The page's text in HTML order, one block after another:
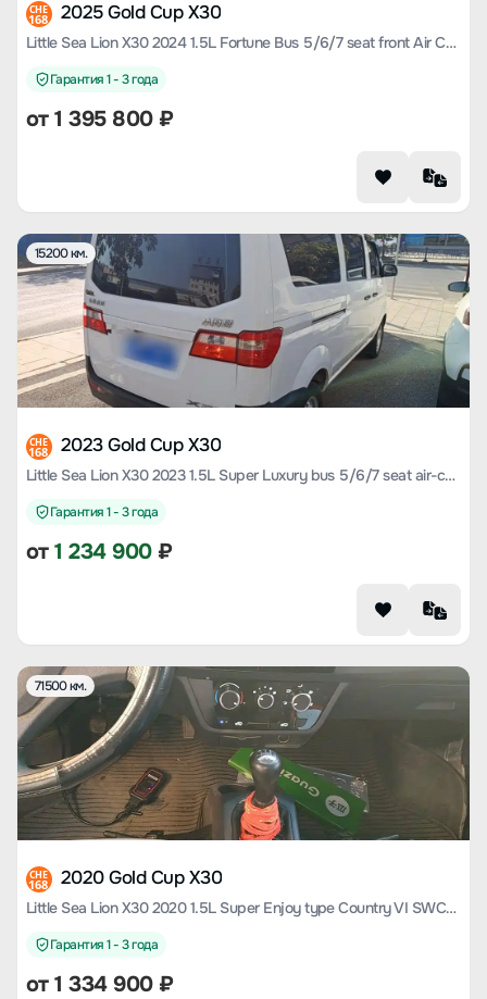
CHE
168 2025 Gold Cup X30
Little Sea Lion X30 2024 1.5L Fortune Bus 5/6/7 seat front Air Conditioner
Гарантия 1 - 3 года
от1 395 800₽
15200 км.
CHE
168 2023 Gold Cup X30
Little Sea Lion X30 2023 1.5L Super Luxury bus 5/6/7 seat air-conditioned version SWC15M
Гарантия 1 - 3 года
от1 234 900₽
71500 км.
CHE
168 2020 Gold Cup X30
Little Sea Lion X30 2020 1.5L Super Enjoy type Country VI SWC15M
Гарантия 1 - 3 года
от1 334 900₽